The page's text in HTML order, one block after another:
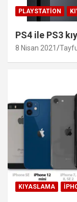
PLAYSTATION
PS4 ile PS3
8 Nisan 2021
KIYASLAMA